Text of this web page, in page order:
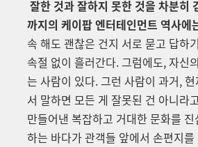
잘한 것과 잘하지 못한 것을 차분히
까지의 케이팝 엔터테인먼트 역사에
속 해도 괜찮은 건지 서로 묻고 답하
속절 없이 흘러간다. 그럼에도, 자신
는 사람이 있다. 그런 사람이 과거,
서 말하면 모든 게 잘못된 건 아니라
만들어낸 복잡하고 거대한 문화를
하는 바다가 관객들 앞에서 손편지